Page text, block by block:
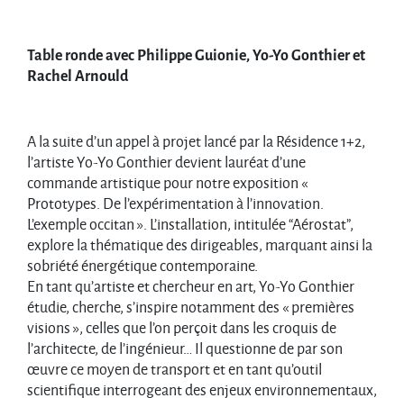
Table ronde avec Philippe Guionie, Yo-Yo Gonthier et
Rachel Arnould
A la suite d’un appel à projet lancé par la Résidence 1+2,
l’artiste Yo-Yo Gonthier devient lauréat d’une
commande artistique pour notre exposition «
Prototypes. De l’expérimentation à l’innovation.
L’exemple occitan ». L’installation, intitulée “Aérostat”,
explore la thématique des dirigeables, marquant ainsi la
sobriété énergétique contemporaine.
En tant qu’artiste et chercheur en art, Yo-Yo Gonthier
étudie, cherche, s’inspire notamment des « premières
visions », celles que l’on perçoit dans les croquis de
l’architecte, de l’ingénieur… Il questionne de par son
œuvre ce moyen de transport et en tant qu’outil
scientifique interrogeant des enjeux environnementaux,